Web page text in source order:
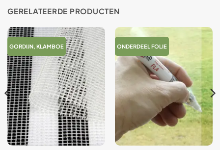
GERELATEERDE PRODUCTEN
GORDIJN, KLAMBOE ONDERDEEL FOLIE